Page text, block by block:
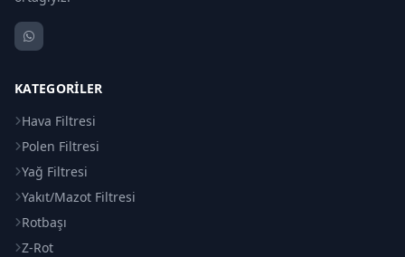
KATEGORILER
Hava Filtresi
Polen Filtresi
Yağ Filtresi
Yakıt/Mazot Filtresi
Rotbaşı
Z-Rot